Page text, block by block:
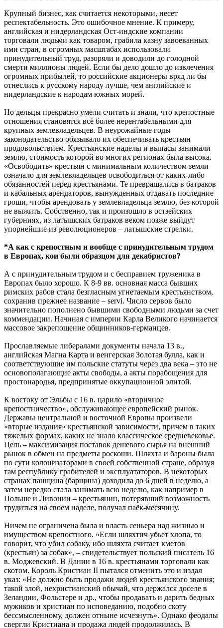
Крупный бизнес, как считается некоторыми, несет
респектабельность. Это ошибочное мнение. К примеру,
английская и нидерландская Ост-индские компании
торговали людьми как товаром, грабила казну завоеванных
ими стран, в огромных масштабах использовали
принудительный труд, разоряли и доводили до голодной
смерти миллионы людей. Если бы дело дошло до извлечения
огромных прибылей, то российские акционеры вряд ли бы
отнеслись к русскому народу лучше, чем английские и
нидерландские к народам южных морей.
Но дельцы прекрасно умели считать и знали, что крепостные
отношения становятся всё более нерентабельными для
крупных землевладельцев. В неурожайные годы
законодательство обязывало их обеспечивать крестьян
продовольствием. Крестьянские наделы и выпасы занимали
землю, стоимость которой во многих регионах была высока.
«Освободить» крестьян с минимальным количеством земли
означало для землевладельцев освободиться от каких-либо
обязанностей перед крестьянами. Те превращались в батраков
и кабальных арендаторов, вынужденных отдавать последние
гроши, чтобы арендовать у землевладельца землю, без которой
не выжить. Собственно, так и произошло в остзейских
губерниях, из латышских батраков веком позже выйдут
упорнейшие из революционеров – латышские стрелки.
*А как с крепостным и вообще с принудительным трудом
в Европах, кои были образцом для декабристов?
А с принудительным трудом и с бесправием труженика в
Европах было хорошо. К 8-9 вв. основная масса бывших
римских рабов стала безгласным угнетаемым крестьянством,
сохранив прежнее название – servi. Число сервов было
значительно пополнено бывшими свободными людьми за счет
коммендации. Начиная с империи Карла Великого начинается
массовое закрепощение общинников-германцев.
Прославляемые либералами документы начала 13 в.,
английская Магна Карта и венгерская Золотая булла, как и
соответствующие им польские статуты через два века – это не
основополагающие акты свободы, а акты порабощения для
простонародья, предпринятые оккупационной элитой.
К востоку от Эльбы с 16 в. царило «вторичное
крепостничество», обслуживающее европейский рынок.
Державы центральной и восточной Европы произвели
«вторые издания» крестьянской зависимости, причем в таких
тяжелых формах, каких не знало классическое средневековье.
Цель – максимизация поставок дешевого сырья на внешний
рынок в обмен на предметы роскоши. Шляхта и бароны была
по сути колонизаторами в своей собственной стране, образуя
там республику грабителей и эксплуататоров. В некоторых
странах панщина (барщина) доходила до 6 дней в неделю, а
затем нередко стала занимать всю неделю, как например в
Польше и Ливонии – крестьянин, потерявший возможность
трудиться на своем наделе, получал паёк-месячину.
Ничем не ограничена была и власть сеньера над жизнью и
имуществом крепостного. «Если шляхтич убьет хлопа, то
говорит, что убил собаку, ибо шляхта считает кметов
(крестьян) за собак», – свидетельствует польский писатель 16
в. Моджевский. В Дании в 16 в. крестьянами торговали как
скотом. Король Кристиан II пытался отменить это и издал
указ: «Не должно быть продажи людей крестьянского звания;
такой злой, нехристианский обычай, что держался доселе в
Зеландии, Фольстере и др., чтобы продавать и дарить бедных
мужиков и христиан по исповеданию, подобно скоту
бессмысленному, должен отныне исчезнуть». Однако феодалы
свергли Кристиана и продажа людей продолжилась. В